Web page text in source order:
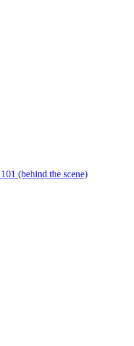
(behind the scene)